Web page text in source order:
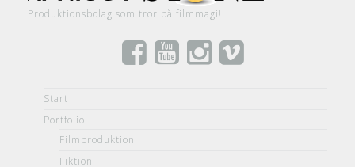
Produktionsbolag som tror på filmmagi!
Start
Portfolio
Filmproduktion
Fiktion